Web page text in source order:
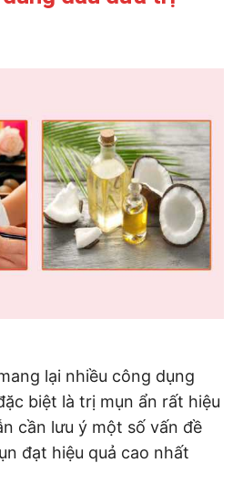
lại nhiều công dụng
biệt là trị mụn ẩn rất hiệu
cần lưu ý một số vấn đề
đạt hiệu quả cao nhất